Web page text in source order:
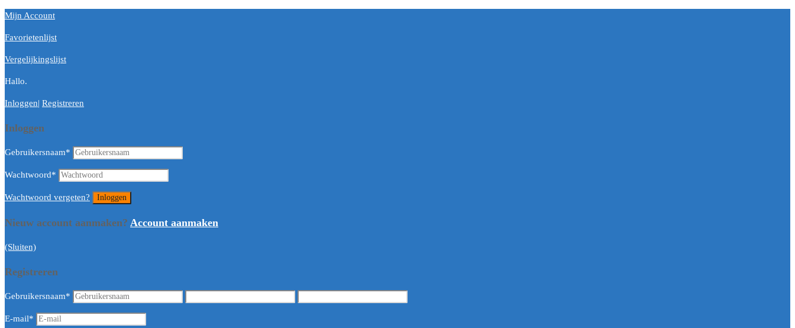
Mijn Account
Favorietenlijst
Vergelijkingslijst
Hallo.
Inloggen| Registreren
Inloggen
Gebruikersnaam*
Wachtwoord*
Wachtwoord vergeten?
Nieuw account aanmaken? Account aanmaken
(Sluiten)
Registreren
Gebruikersnaam*
E-mail*